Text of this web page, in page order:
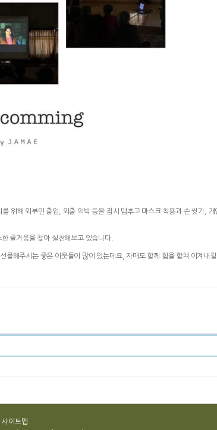
위해 외부인 출입, 외출 외박 등을 잠시 멈추고 마스크 착용과 손 씻기,
즐거움을 찾아 실천해보고 있습니다.
물해주시는 좋은 이웃들이 많이 있는데요, 자매도 함께 힘을 합쳐 이겨내
사이트맵